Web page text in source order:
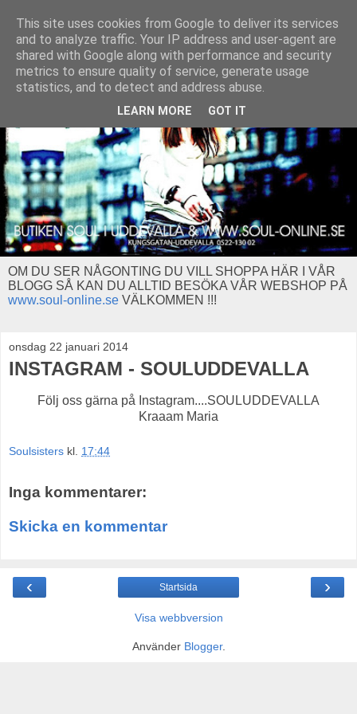
OM DU SER NÅGONTING DU VILL SHOPPA HÄR I VÅR
BLOGG SÅ KAN DU ALLTID BESÖKA VÅR WEBSHOP PÅ
www.soul-online.se VÄLKOMMEN !!!
onsdag 22 januari 2014
INSTAGRAM - SOULUDDEVALLA
Följ oss gärna på Instagram....SOULUDDEVALLA
Kraaam Maria
Soulsisters kl. 17:44
Inga kommentarer:
Skicka en kommentar
‹ ›
Startsida
Visa webbversion
Använder Blogger.
This site uses cookies from Google to deliver its services
and to analyze traffic. Your IP address and user-agent are
shared with Google along with performance and security
metrics to ensure quality of service, generate usage
statistics, and to detect and address abuse.
LEARN MORE GOT IT